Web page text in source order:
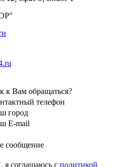
к Вам обращаться?
телефон
город
E-mail
сообщение
соглашаюсь с политикой